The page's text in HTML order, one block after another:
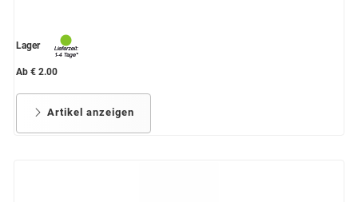
Lager
Ab € 2.00
Artikel anzeigen